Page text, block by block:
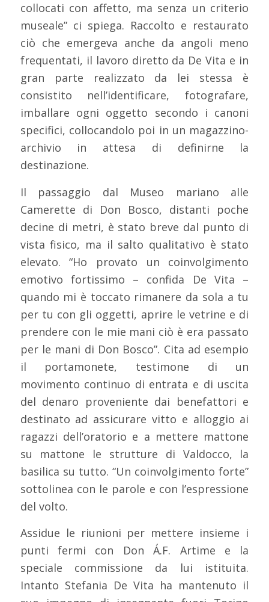
collocati con affetto, ma senza un criterio
museale” ci spiega. Raccolto e restaurato
ciò che emergeva anche da angoli meno
frequentati, il lavoro diretto da De Vita e in
gran parte realizzato da lei stessa è
consistito nell’identificare, fotografare,
imballare ogni oggetto secondo i canoni
specifici, collocandolo poi in un magazzino-
archivio in attesa di definirne la
destinazione.
Il passaggio dal Museo mariano alle
Camerette di Don Bosco, distanti poche
decine di metri, è stato breve dal punto di
vista fisico, ma il salto qualitativo è stato
elevato. “Ho provato un coinvolgimento
emotivo fortissimo – confida De Vita –
quando mi è toccato rimanere da sola a tu
per tu con gli oggetti, aprire le vetrine e di
prendere con le mie mani ciò è era passato
per le mani di Don Bosco”. Cita ad esempio
il portamonete, testimone di un
movimento continuo di entrata e di uscita
del denaro proveniente dai benefattori e
destinato ad assicurare vitto e alloggio ai
ragazzi dell’oratorio e a mettere mattone
su mattone le strutture di Valdocco, la
basilica su tutto. “Un coinvolgimento forte”
sottolinea con le parole e con l’espressione
del volto.
Assidue le riunioni per mettere insieme i
punti fermi con Don Á.F. Artime e la
speciale commissione da lui istituita.
Intanto Stefania De Vita ha mantenuto il